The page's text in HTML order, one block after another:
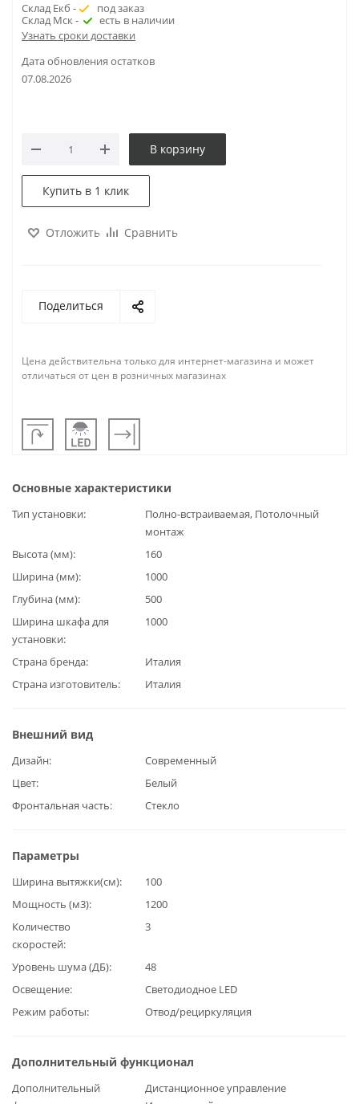
Склад Екб -
под заказ
Склад Мск -
есть в наличии
Узнать сроки доставки
Дата обновления остатков
07.08.2026
В корзину
Купить в 1 клик
Отложить Сравнить
Поделиться
Цена действительна только для интернет-магазина и может
отличаться от цен в розничных магазинах
Основные характеристики
Тип установки
Полно-встраиваемая, Потолочный
монтаж
Высота (мм)
160
Ширина (мм)
1000
Глубина (мм)
500
Ширина шкафа для
установки
1000
Страна бренда
Италия
Страна изготовитель
Италия
Внешний вид
Дизайн
Современный
Цвет
Белый
Фронтальная часть
Стекло
Параметры
Ширина вытяжки(см)
100
Мощность (м3)
1200
Количество
скоростей
3
Уровень шума (ДБ)
48
Освещение
Светодиодное LED
Режим работы
Отвод/рециркуляция
Дополнительный функционал
Дополнительный
Дистанционное управление